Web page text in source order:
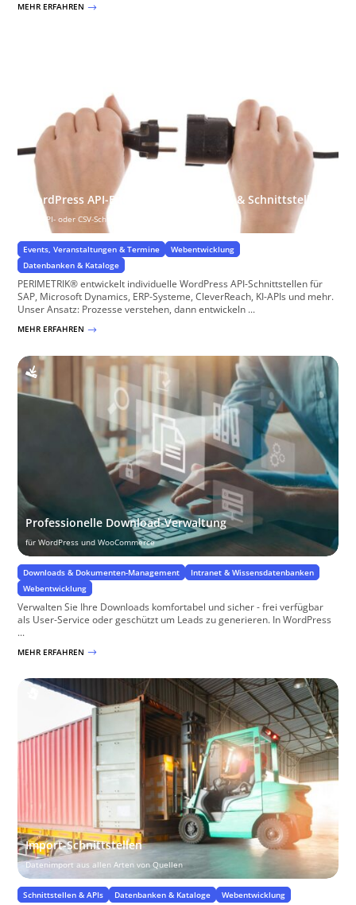
MEHR ERFAHREN $
WordPress API-Entwicklung – REST API & Schnittstellen
z.B. API- oder CSV-Schnittstellen
Events, Veranstaltungen & Termine
Webentwicklung
Datenbanken & Kataloge
PERIMETRIK® entwickelt individuelle WordPress API-Schnittstellen für
SAP, Microsoft Dynamics, ERP-Systeme, CleverReach, KI-APIs und mehr.
Unser Ansatz: Prozesse verstehen, dann entwickeln ...
MEHR ERFAHREN $
Professionelle Download-Verwaltung
für WordPress und WooCommerce
Downloads & Dokumenten-Management
Intranet & Wissensdatenbanken
Webentwicklung
Verwalten Sie Ihre Downloads komfortabel und sicher - frei verfügbar
als User-Service oder geschützt um Leads zu generieren. In WordPress
...
MEHR ERFAHREN $
Import-Schnittstellen
Datenimport aus allen Arten von Quellen
Schnittstellen & APIs Datenbanken & Kataloge Webentwicklung